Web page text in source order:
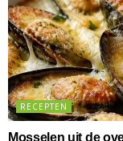
RECEPTEN
Mosselen uit de